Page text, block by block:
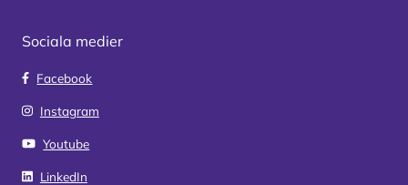
Sociala medier
Facebook
Instagram
Youtube
LinkedIn